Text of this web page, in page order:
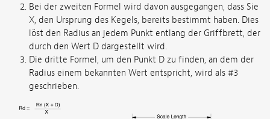
Bei der zweiten Formel wird davon ausgegangen, dass Sie
X, den Ursprung des Kegels, bereits bestimmt haben. Dies
löst den Radius an jedem Punkt entlang der Griffbrett, der
durch den Wert D dargestellt wird.
Die dritte Formel, um den Punkt D zu finden, an dem der
Radius einem bekannten Wert entspricht, wird als #3
geschrieben.